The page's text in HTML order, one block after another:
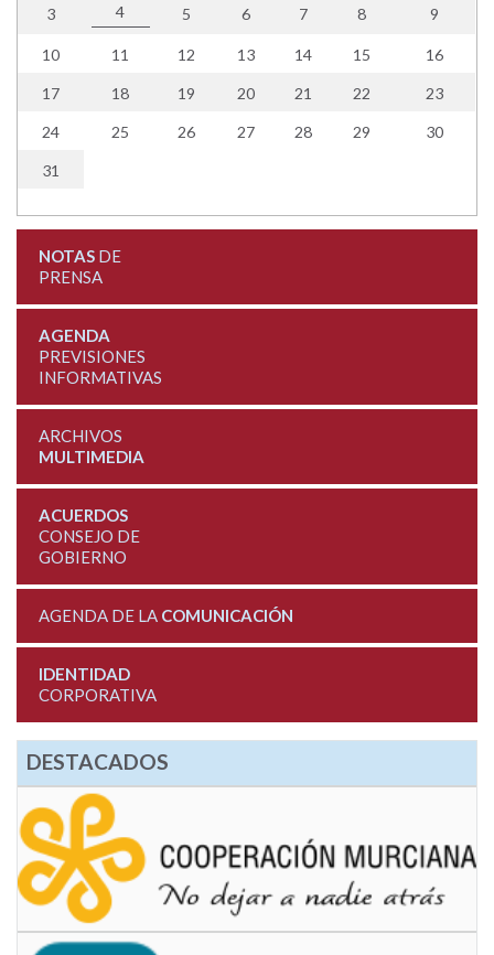
3 4 5 6 7 8 9
10 11 12 13 14 15 16
17 18 19 20 21 22 23
24 25 26 27 28 29 30
31
NOTASDE
PRENSA
AGENDA
PREVISIONES
INFORMATIVAS
ARCHIVOS
MULTIMEDIA
ACUERDOS
CONSEJO DE
GOBIERNO
AGENDA DE LA COMUNICACIÓN
IDENTIDAD
CORPORATIVA
DESTACADOS